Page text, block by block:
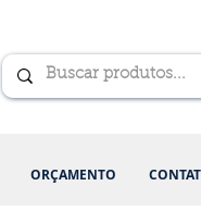
ORÇAMENTO